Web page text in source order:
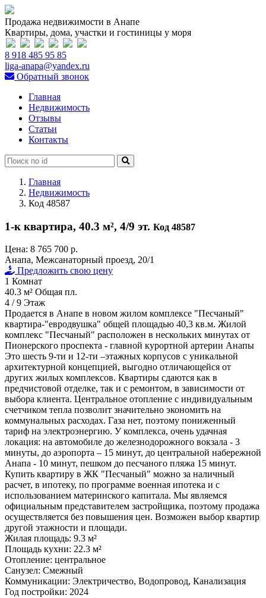
Продажа недвижимости в Анапе
Квартиры, дома, участки и гостиницы у моря
8 918 485 95 85
liga-anapa@yandex.ru
Обратный звонок
Главная
Недвижимость
Отзывы
Статьи
Контакты
Главная
Недвижимость
Код 48587
1-к квартира, 40.3 м², 4/9 эт. Код 48587
Цена: 8 765 700 р.
Анапа, Межсанаторный проезд, 20/1
Предложить свою цену
1 Комнат
40.3 м² Общая пл.
4 / 9 Этаж
Продается в Анапе в новом жилом комплексе "Песчаный"
квартира-"евродвушка" общей площадью 40,3 кв.м. Жилой
комплекс "Песчаный" расположен в нескольких минутах от
Пионерского проспекта - главной курортной артерии Анапы
Это шесть 9-ти и 12-ти –этажных корпусов с уникальной
архитектурной концепцией, выгодно отличающейся от
других жилых комплексов. Квартиры сдаются как в
предчистовой отделке, так и с ремонтом, в зависимости от
выбора клиента. Центральное отопление с индивидуальным
счетчиком тепла позволит значительно экономить на
коммунальных расходах. Газа нет, поэтому пониженный
тариф на электроэнергию. У комплекса, очень удачная
локация: на автомобиле до железнодорожного вокзала - 3
минуты, до аэропорта – 15 минут, до центральной набережной
Анапа - 10 минут, пешком до песчаного пляжа 15 минут.
Купить квартиру в ЖК "Песчаный" можно за наличный
расчет, в ипотеку, по программе военная ипотека и с
использованием материнского капитала. Мы являемся
официальным представителем застройщика, поэтому продажа
осуществляется без повышения цен. Возможен выбор квартир
другой этажности и площади.
Жилая площадь: 9.3 м²
Площадь кухни: 22.3 м²
Отопление: центральное
Санузел: Смежный
Коммуникации: Электричество, Водопровод, Канализация
Год постройки: 2024